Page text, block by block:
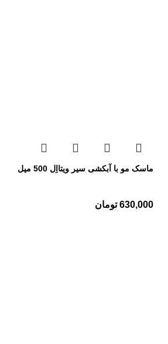
ماسک مو با آبکشی سیر ویتااِل 500 میل
630,000 تومان